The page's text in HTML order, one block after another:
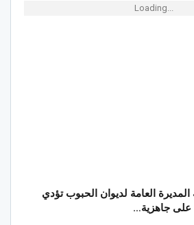
Loading...
العامة لديوان الحبوب تؤدي
على جاهزية…